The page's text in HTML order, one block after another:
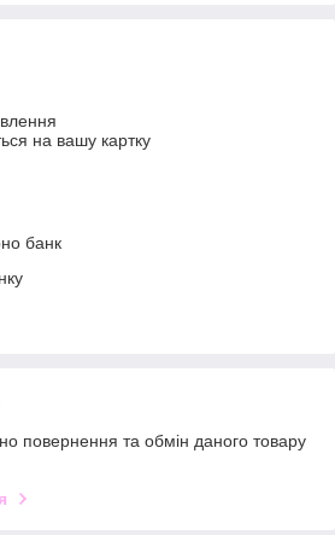
на вашу картку
банк
повернення та обмін даного товару